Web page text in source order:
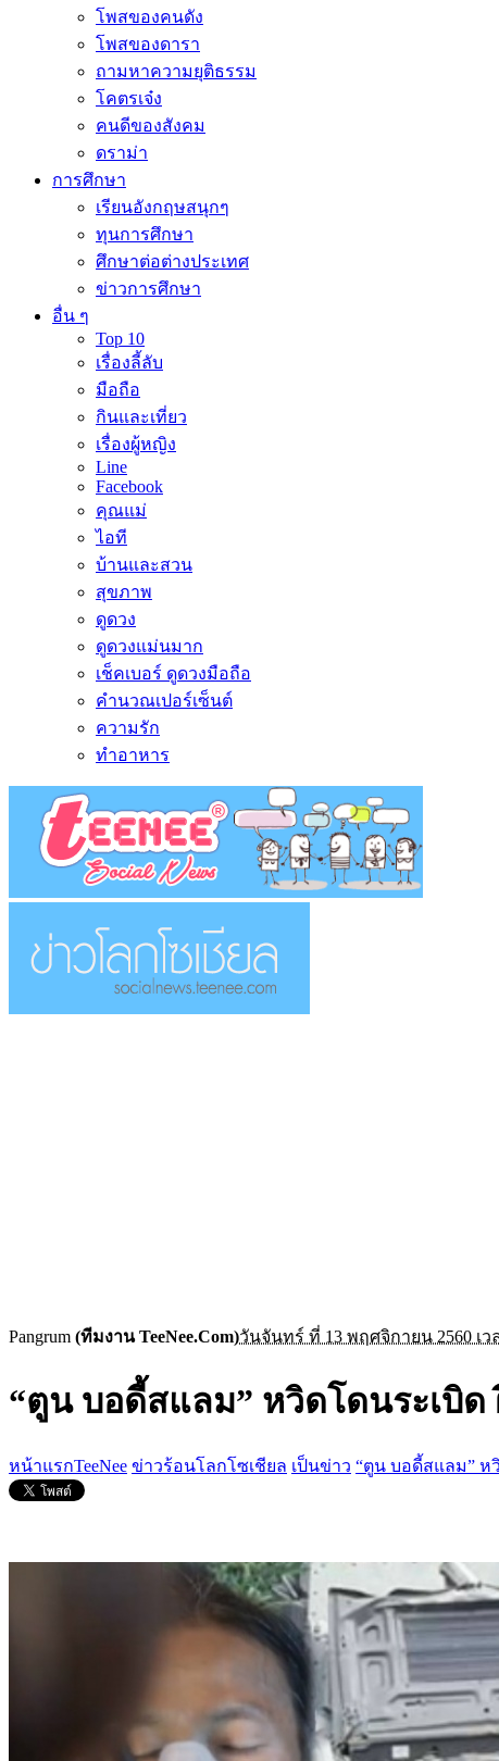
โพสของคนดัง
โพสของดารา
ถามหาความยุติธรรม
โคตรเจ๋ง
คนดีของสังคม
ดราม่า
การศึกษา
เรียนอังกฤษสนุกๆ
ทุนการศึกษา
ศึกษาต่อต่างประเทศ
ข่าวการศึกษา
อื่น ๆ
Top 10
เรื่องลี้ลับ
มือถือ
กินและเที่ยว
เรื่องผู้หญิง
Line
Facebook
คุณแม่
ไอที
บ้านและสวน
สุขภาพ
ดูดวง
ดูดวงแม่นมาก
เช็คเบอร์ ดูดวงมือถือ
คำนวณเปอร์เซ็นต์
ความรัก
ทำอาหาร
Pangrum (ทีมงาน TeeNee.Com)วันจันทร์ ที่ 13 พฤศจิกายน 2560 เว
“ตูน บอดี้สแลม” หวิดโดนระเบิด
หน้าแรกTeeNee ข่าวร้อนโลกโซเชียล เป็นข่าว “ตูน บอดี้สแลม” ห